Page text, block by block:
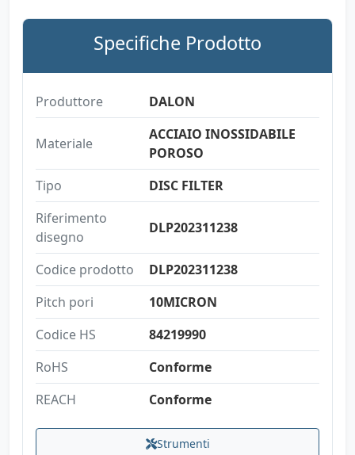
Specifiche Prodotto
Produttore DALON
Materiale
ACCIAIO INOSSIDABILE
POROSO
Tipo
DISC FILTER
Riferimento
disegno
DLP202311238
Codice prodotto
DLP202311238
Pitch pori
10MICRON
Codice HS
84219990
RoHS
Conforme
REACH
Conforme
Strumenti